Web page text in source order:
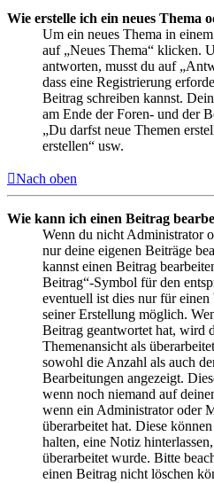
Wie erstelle ich ein neues Thema
Um ein neues Thema in
auf „Neues Thema“ klicken.
antworten, musst du auf
dass eine Registrierung
Beitrag schreiben kannst.
am Ende der Foren- und der
„Du darfst neue Themen
erstellen“ usw.
Nach oben
Wie kann ich einen Beitrag
Wenn du nicht Administrator
nur deine eigenen Beiträge
kannst einen Beitrag
Beitrag“-Symbol für den
eventuell ist dies nur für
seiner Erstellung möglich.
Beitrag geantwortet hat, wird
Themenansicht als
sowohl die Anzahl als auch
Bearbeitungen angezeigt.
wenn noch niemand auf
wenn ein Administrator oder
überarbeitet hat. Diese
halten, eine Notiz
überarbeitet wurde. Bitte
einen Beitrag nicht löschen